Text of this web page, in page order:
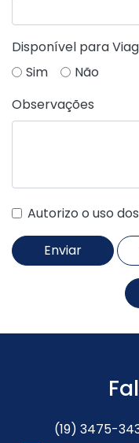
Disponível para
Sim
Não
Observações
Autorizo o uso
(19) 3475-